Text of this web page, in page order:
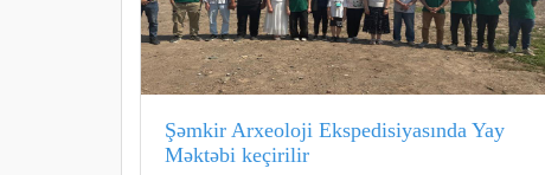
Şəmkir Arxeoloji Ekspedisiyasında Yay
Məktəbi keçirilir